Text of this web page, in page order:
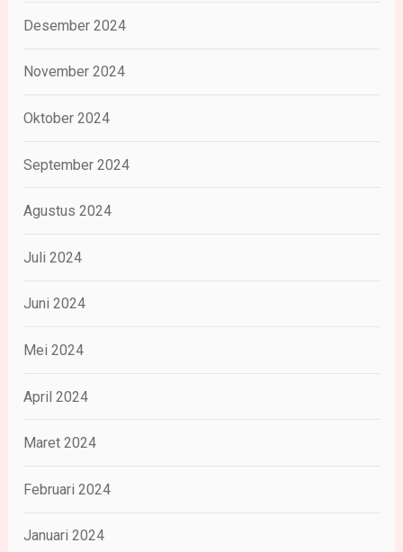
Desember 2024
November 2024
Oktober 2024
September 2024
Agustus 2024
Juli 2024
Juni 2024
Mei 2024
April 2024
Maret 2024
Februari 2024
Januari 2024